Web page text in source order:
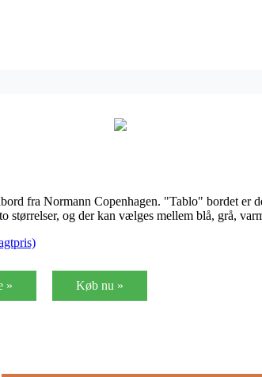
fra Normann Copenhagen. "Tablo" bordet er
størrelser, og der kan vælges mellem blå, grå,
» Køb nu »